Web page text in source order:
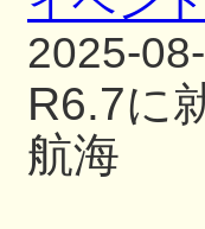
2025-
R6.7に
航海